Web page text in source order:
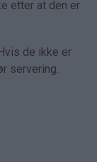
etter at den er
de ikke er
servering.